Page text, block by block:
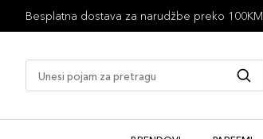
Besplatna dostava za narudžbe preko 100KM